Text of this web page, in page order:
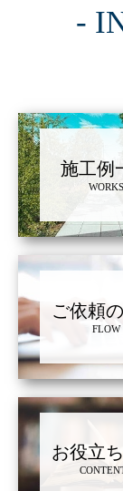
施工例
WORKS
ご依頼
FLOW
お役立